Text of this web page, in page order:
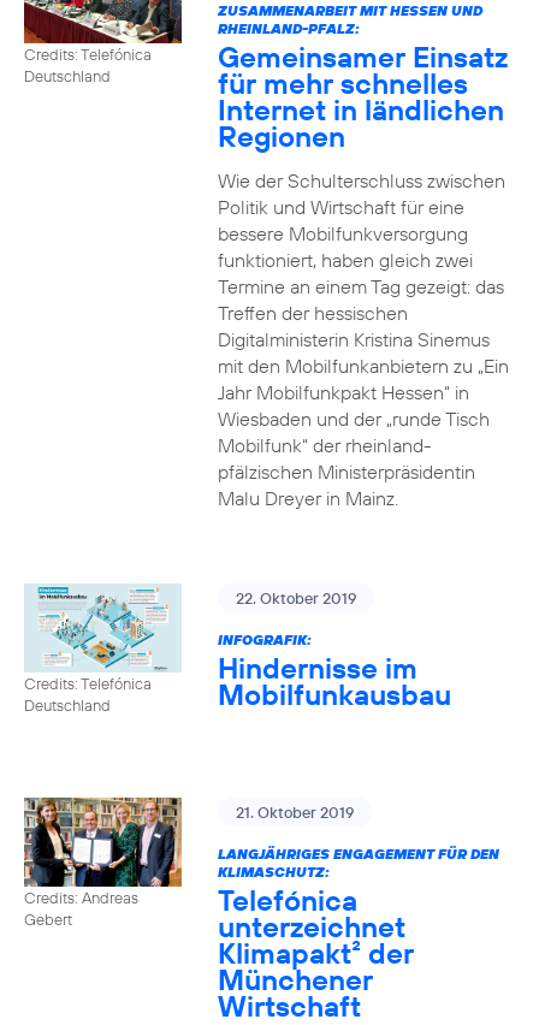
Credits: Telefónica
Deutschland
ZUSAMMENARBEIT MIT HESSEN UND
RHEINLAND-PFALZ:
Gemeinsamer Einsatz
für mehr schnelles
Internet in ländlichen
Regionen
Wie der Schulterschluss zwischen
Politik und Wirtschaft für eine
bessere Mobilfunkversorgung
funktioniert, haben gleich zwei
Termine an einem Tag gezeigt: das
Treffen der hessischen
Digitalministerin Kristina Sinemus
mit den Mobilfunkanbietern zu „Ein
Jahr Mobilfunkpakt Hessen“ in
Wiesbaden und der „runde Tisch
Mobilfunk“ der rheinland-
pfälzischen Ministerpräsidentin
Malu Dreyer in Mainz.
Credits: Telefónica
Deutschland
22. Oktober 2019
INFOGRAFIK:
Hindernisse im
Mobilfunkausbau
Credits: Andreas
Gebert
21. Oktober 2019
LANGJÄHRIGES ENGAGEMENT FÜR DEN
KLIMASCHUTZ:
Telefónica
unterzeichnet
Klimapakt² der
Münchener
Wirtschaft